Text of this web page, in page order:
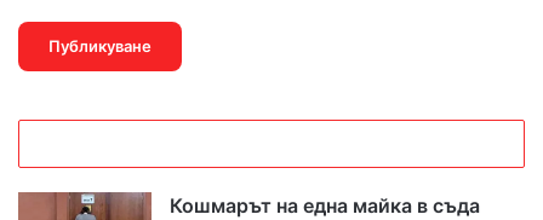
Кошмарът на една майка в съда